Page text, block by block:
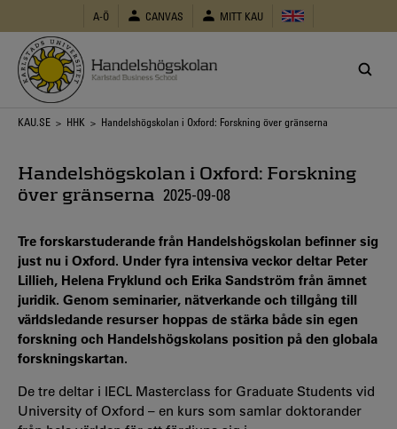
huvudinnehåll
A-Ö CANVAS MITT KAU
Länkstig
KAU.SE > HHK > Handelshögskolan i Oxford: Forskning över gränserna
Handelshögskolan i Oxford: Forskning
över gränserna 2025-09-08
Tre forskarstuderande från Handelshögskolan befinner sig
just nu i Oxford. Under fyra intensiva veckor deltar Peter
Lillieh, Helena Fryklund och Erika Sandström från ämnet
juridik. Genom seminarier, nätverkande och tillgång till
världsledande resurser hoppas de stärka både sin egen
forskning och Handelshögskolans position på den globala
forskningskartan.
De tre deltar i IECL Masterclass for Graduate Students vid
University of Oxford – en kurs som samlar doktorander